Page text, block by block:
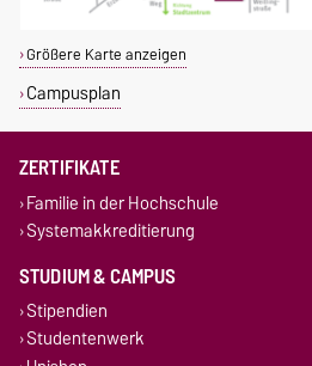
Größere Karte anzeigen
Campusplan
ZERTIFIKATE
Familie in der Hochschule
Systemakkreditierung
STUDIUM & CAMPUS
Stipendien
Studentenwerk